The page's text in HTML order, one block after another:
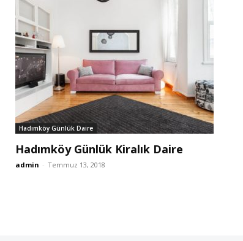
Hadımköy Günlük Daire
Hadımköy Günlük Kiralık Daire
admin - Temmuz 13, 2018